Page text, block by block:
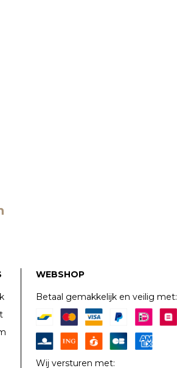
WEBSHOP
Betaal gemakkelijk en veilig met:
Wij versturen met: